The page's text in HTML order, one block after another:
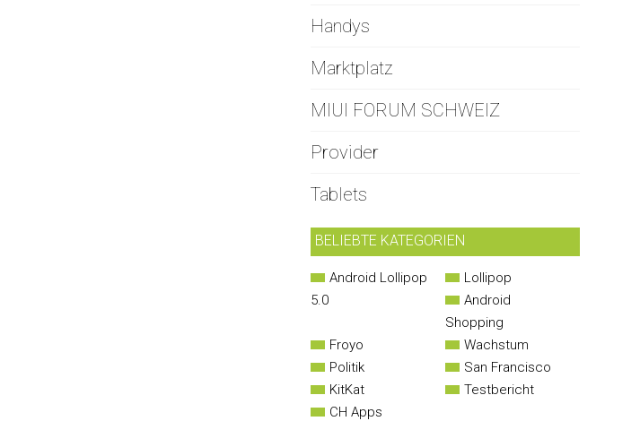
Handys
Marktplatz
MIUI FORUM SCHWEIZ
Provider
Tablets
BELIEBTE KATEGORIEN
Android Lollipop
5.0
Lollipop
Android
Shopping
Froyo
Wachstum
Politik
San Francisco
KitKat
Testbericht
CH Apps